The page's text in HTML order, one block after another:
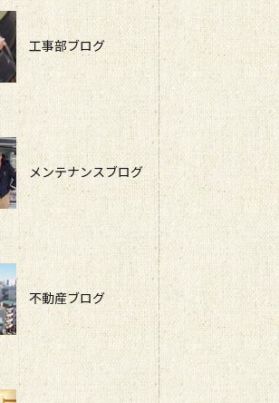
工事部ブログ
メンテナンスブログ
不動産ブログ